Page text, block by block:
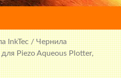
InkTec/ Чернила
Piezo Aqueous Plotter,